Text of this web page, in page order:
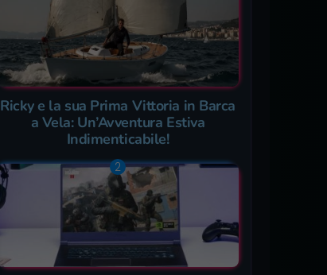
Ricky e la sua Prima Vittoria in Barca
a Vela: Un’Avventura Estiva
Indimenticabile!